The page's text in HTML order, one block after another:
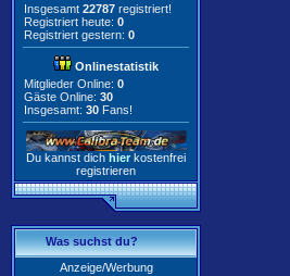
Insgesamt 22787 registriert!
Registriert heute: 0
Registriert gestern: 0
Onlinestatistik
Mitglieder Online: 0
Gäste Online: 30
Insgesamt: 30 Fans!
Du kannst dich hier kostenfrei
registrieren
Was suchst du?
Anzeige/Werbung